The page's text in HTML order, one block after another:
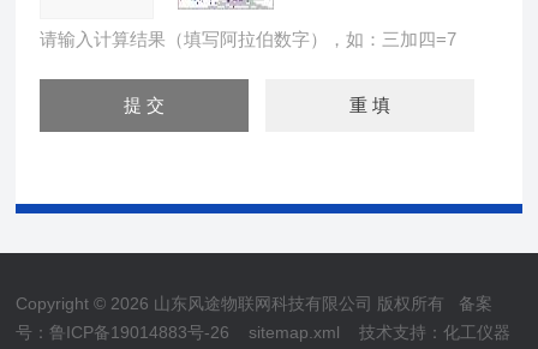
请输入计算结果（填写阿拉伯数字），如：三加四=7
Copyright © 2026 山东风途物联网科技有限公司 版权所有 备案
号：鲁ICP备19014883号-26
sitemap.xml 技术支持：化工仪器